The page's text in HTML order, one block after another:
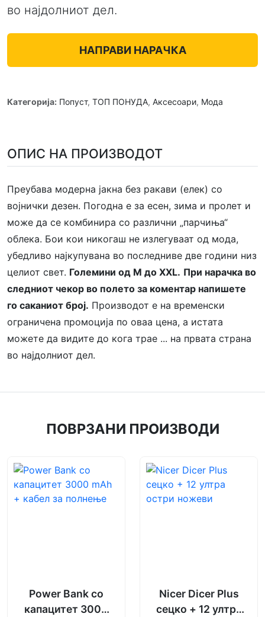
во најдолниот дел.
НАПРАВИ НАРАЧКА
Категорија: Попуст, ТОП ПОНУДА, Аксесоари, Мода
ОПИС НА ПРОИЗВОДОТ
Преубава модерна јакна без ракави (елек) со
војнички дезен. Погодна е за есен, зима и пролет и
може да се комбинира со различни „парчиња“
облека. Бои кои никогаш не излегуваат од мода,
убедливо најкупувана во последниве две години низ
целиот свет. Големини од М до ХХL. При нарачка во
следниот чекор во полето за коментар напишете
го саканиот број. Производот е на временски
ограничена промоција по оваа цена, а истата
можете да видите до кога трае ... на првата страна
во најдолниот дел.
ПОВРЗАНИ ПРОИЗВОДИ
Power Bank со
капацитет 3000
Nicer Dicer Plus
сецко + 12 ултра